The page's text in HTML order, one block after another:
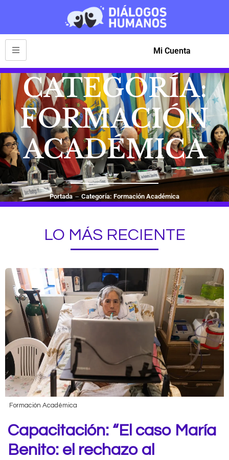
Mi Cuenta
CATEGORÍA:
FORMACIÓN
ACADÉMICA
Portada Categoría: Formación Académica
LO MÁS RECIENTE
Formación Académica
Capacitación: “El caso María
Benito: el rechazo al